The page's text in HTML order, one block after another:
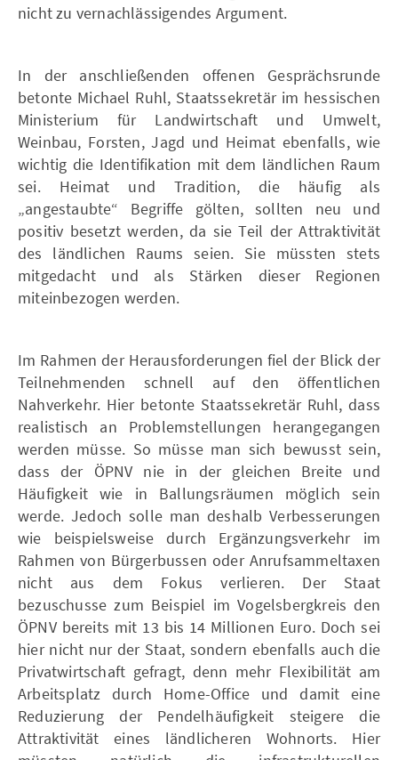
nicht zu vernachlässigendes Argument.
In der anschließenden offenen Gesprächsrunde
betonte Michael Ruhl, Staatssekretär im hessischen
Ministerium für Landwirtschaft und Umwelt,
Weinbau, Forsten, Jagd und Heimat ebenfalls, wie
wichtig die Identifikation mit dem ländlichen Raum
sei. Heimat und Tradition, die häufig als
„angestaubte“ Begriffe gölten, sollten neu und
positiv besetzt werden, da sie Teil der Attraktivität
des ländlichen Raums seien. Sie müssten stets
mitgedacht und als Stärken dieser Regionen
miteinbezogen werden.
Im Rahmen der Herausforderungen fiel der Blick der
Teilnehmenden schnell auf den öffentlichen
Nahverkehr. Hier betonte Staatssekretär Ruhl, dass
realistisch an Problemstellungen herangegangen
werden müsse. So müsse man sich bewusst sein,
dass der ÖPNV nie in der gleichen Breite und
Häufigkeit wie in Ballungsräumen möglich sein
werde. Jedoch solle man deshalb Verbesserungen
wie beispielsweise durch Ergänzungsverkehr im
Rahmen von Bürgerbussen oder Anrufsammeltaxen
nicht aus dem Fokus verlieren. Der Staat
bezuschusse zum Beispiel im Vogelsbergkreis den
ÖPNV bereits mit 13 bis 14 Millionen Euro. Doch sei
hier nicht nur der Staat, sondern ebenfalls auch die
Privatwirtschaft gefragt, denn mehr Flexibilität am
Arbeitsplatz durch Home-Office und damit eine
Reduzierung der Pendelhäufigkeit steigere die
Attraktivität eines ländlicheren Wohnorts. Hier